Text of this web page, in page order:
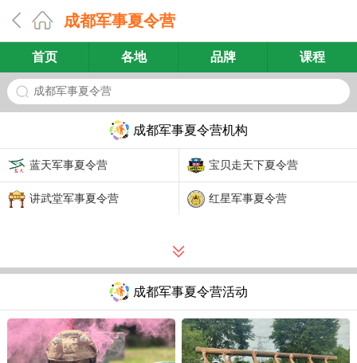
成都军事夏令营
首页 各地 品牌 课程
成都军事夏令营
成都军事夏令营机构
蓝天军事夏令营 宝贝走天下夏令营
讲武堂军事夏令营 红星军事夏令营
成都军事夏令营活动